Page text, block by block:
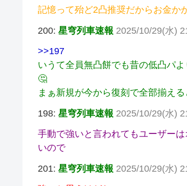
記憶って殆ど2凸推奨だからお金か
200: 星穹列車速報 2025/10/29(水)
>>197
いうて全員無凸餅でも昔の低凸パ
🤔
まぁ新規が今から復刻で全部揃え
198: 星穹列車速報 2025/10/29(水)
手動で強いと言われてもユーザー
いので
201: 星穹列車速報 2025/10/29(水)